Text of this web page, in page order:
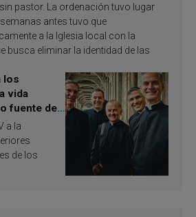
sin pastor. La ordenación tuvo lugar
antes tuvo que
a la Iglesia local con la
busca eliminar la identidad de las
los
vida
fuente de
a la
de los